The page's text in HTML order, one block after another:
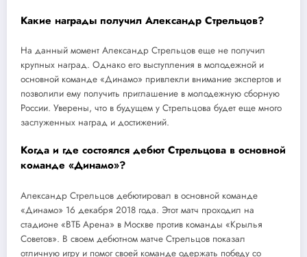
Какие награды получил Александр Стрельцов?
На данный момент Александр Стрельцов еще не получил
крупных наград. Однако его выступления в молодежной и
основной команде «Динамо» привлекли внимание экспертов и
позволили ему получить приглашение в молодежную сборную
России. Уверены, что в будущем у Стрельцова будет еще много
заслуженных наград и достижений.
Когда и где состоялся дебют Стрельцова в основной
команде «Динамо»?
Александр Стрельцов дебютировал в основной команде
«Динамо» 16 декабря 2018 года. Этот матч проходил на
стадионе «ВТБ Арена» в Москве против команды «Крылья
Советов». В своем дебютном матче Стрельцов показал
отличную игру и помог своей команде одержать победу со